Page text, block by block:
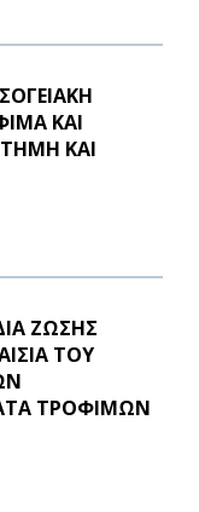
ΚΑΙ
ΚΑΙ
ΖΩΣΗΣ
ΤΟΥ
ΤΡΟΦΙΜΩΝ